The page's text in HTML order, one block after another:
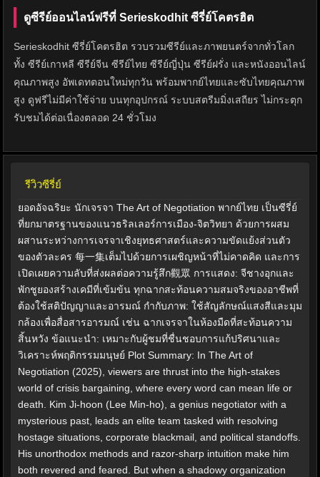
ดูซีรีย์ออนไลน์ฟรีที่ Serieskodhit ซีรี่ย์โคตรฮิต
Serieskodhit ซีรี่ย์โคตรฮิต รวบรวมซีรีย์และภาพยนตร์จากทั่วโลก
ทั้ง ซีรีย์เกาหลี ซีรีย์จีน ซีรีย์ไทย ซีรีย์ญี่ปุ่น ซีรีย์ฝรั่ง และหนังออนไลน์
คุณภาพสูง อัพเดทตอนใหม่ทุกวัน พร้อมพากย์ไทยและซับไทยคุณภาพ
สูง ดูฟรีไม่มีค่าใช้จ่าย บนทุกอุปกรณ์ ระบบสตรีมมิ่งเสถียร ไม่กระตุก
รับชมได้ต่อเนื่องตลอด 24 ชั่วโมง
รีวิวซีรี่ย์
ยอดอัจฉริยะ นักเจรจา The Art of Negotiation พากย์ไทย เป็นซีรี่ย์
ที่ยกมาตรฐานของแนวธริลเลอร์การเมือง-จิตวิทยา ด้วยการผสม
ผสานระหว่างการเจรจาเชิงยุทธศาสตร์และความขัดแย้งส่วนตัว
ของตัวละคร 每一集เต็มไปด้วยการเผชิญหน้าที่ไม่คาดคิด และการ
เปิดเผยความลับที่ส่งผลต่อความรู้สึก觀眾 การแสดง: จีชางอุกและ
พักชูยองสร้างเคมีที่เข้มข้น ทุกฉากสะท้อนความสมจริงของอาชีพที่
ต้องใช้สติปัญญาและอารมณ์ กำกับภาพ: ใช้สัญลักษณ์แสงสีและมุม
กล้องเพื่อสื่อสารอารมณ์ เช่น ฉากเจรจาในห้องมืดที่สะท้อนความ
สิ้นหวัง ข้อแนะนำ: เหมาะกับผู้ชมที่ชื่นชอบการแก้ปริศนาและ
วิเคราะห์พฤติกรรมมนุษย์ Plot Summary: In The Art of
Negotiation (2025), viewers are thrust into the high-stakes
world of crisis bargaining, where every word can mean life or
death. Kim Ji-hoon (Lee Min-ho), a genius negotiator with a
mysterious past, leads an elite team tasked with resolving
hostage situations, corporate blackmail, and political standoffs.
His unorthodox methods and razor-sharp intuition make him
both revered and feared. But when a shadowy organization